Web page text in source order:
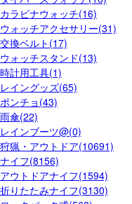
カラビナウォッチ(16)
ウォッチアクセサリー(31)
交換ベルト(17)
ウォッチスタンド(13)
時計用工具(1)
レイングッズ(65)
ポンチョ(43)
雨傘(22)
レインブーツ@(0)
狩猟・アウトドア(10691)
ナイフ(8156)
アウトドアナイフ(1594)
折りたたみナイフ(3130)